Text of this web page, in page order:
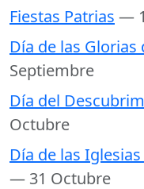
Fiestas Patrias —
Día de las Glorias
Septiembre
Día del
Octubre
Día de las
— 31 Octubre